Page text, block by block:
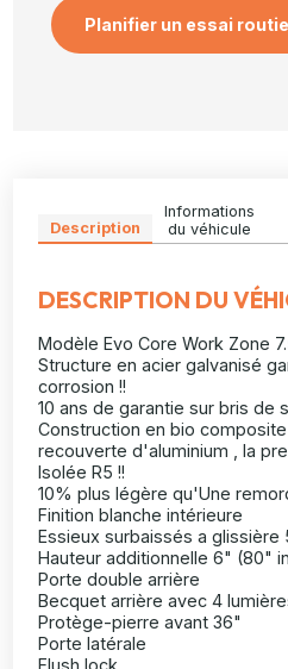
Planifier un essai
Description
Informations
du véhicule
DESCRIPTION DU
Modèle Evo Core Work Zone
Structure en acier galvanisé
corrosion !!
10 ans de garantie sur bris de
Construction en bio
recouverte d'aluminium , la
Isolée R5 !!
10% plus légère qu'Une
Finition blanche intérieure
Essieux surbaissés a
Hauteur additionnelle 6" (80"
Porte double arrière
Becquet arrière avec 4
Protège-pierre avant 36"
Porte latérale
Flush lock